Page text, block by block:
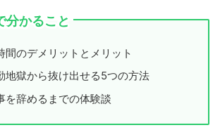
分かること
間のデメリットとメリット
地獄から抜け出せる5つの方法
を辞めるまでの体験談